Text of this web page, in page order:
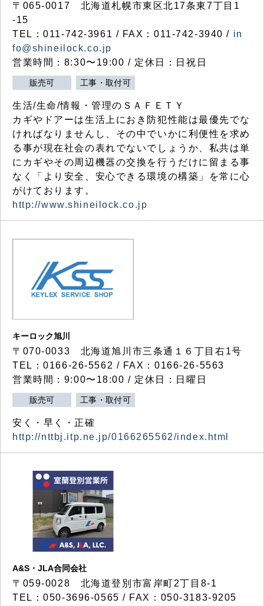
〒065-0017 北海道札幌市東区北17条東7丁目1
-15
TEL：011-742-3961 / FAX：011-742-3940 / in
fo@shineilock.co.jp
営業時間：8:30〜19:00 / 定休日：日祝日
販売可 工事・取付可
生活/生命/情報・管理のＳＡＦＥＴＹ
カギやドアーは生活上におき防犯性能は最優先でな
ければなりませんし、その中でいかに利便性を求め
る事が現在社会の表れでないでしょうか、私共は単
にカギやその周辺機器の交換を行うだけに留まる事
なく「より安全、安心できる環境の構築」を常に心
がけております。
http://www.shineilock.co.jp
キーロック旭川
〒070-0033 北海道旭川市三条通１６丁目右1号
TEL：0166-26-5562 / FAX：0166-26-5563
営業時間：9:00〜18:00 / 定休日：日曜日
販売可 工事・取付可
安く・早く・正確
http://nttbj.itp.ne.jp/0166265562/index.html
A&S・JLA合同会社
〒 059-0028 北海道登別市富岸町2丁目 8-1
TEL：050-3696-0565 / FAX：050-3183-9205